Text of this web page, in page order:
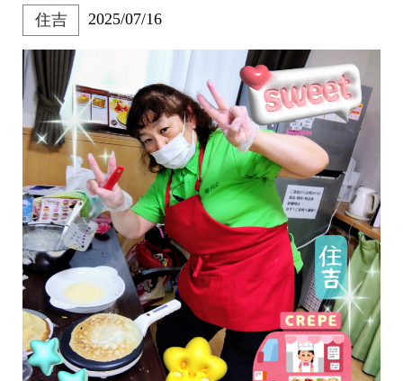
住吉 2025/07/16